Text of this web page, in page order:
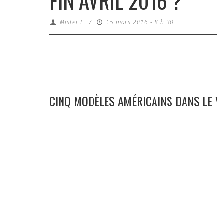
Mister L. / 15 mars 2016 - 8 h 30
CINQ MODÈLES AMÉRICAINS DANS LE